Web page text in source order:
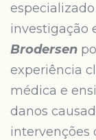
investigação
Brodersen
experiência
médica e
danos
intervenções